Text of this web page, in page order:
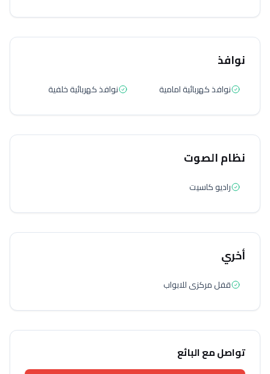
نوافذ
نوافذ كهربائية امامية نوافذ كهربائية خلفية
نظام الصوت
راديو كاسيت
أخري
قفل مركزى للابواب
تواصل مع البائع